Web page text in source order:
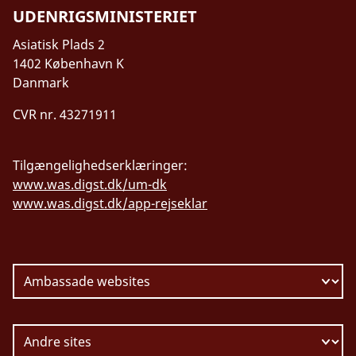
UDENRIGSMINISTERIET
Asiatisk Plads 2
1402 København K
Danmark
CVR nr. 43271911
Tilgængelighedserklæringer:
www.was.digst.dk/um-dk
www.was.digst.dk/app-rejseklar